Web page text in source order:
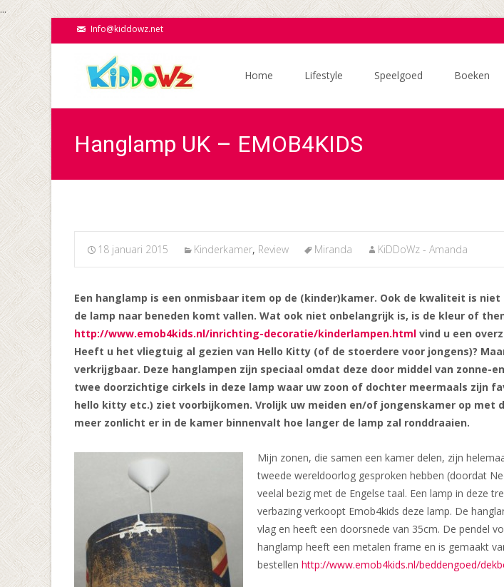
...
Info@kiddowz.net
naar
inhoud
Home Lifestyle Speelgoed Boeken
Hanglamp UK – EMOB4KIDS
18 januari 2015 Kinderkamer, Review Miranda KiDDoWz - Amanda
Een hanglamp is een onmisbaar item op de (kinder)kamer. Ook de kwaliteit is
de lamp naar beneden komt vallen. Wat ook niet onbelangrijk is, is de kleur of
http://www.emob4kids.nl/inrichting-decoratie/kinderlampen.html vind u een
Heeft u het vliegtuig al gezien van Hello Kitty (of de stoerdere voor jongens)?
verkrijgbaar. Deze hanglampen zijn speciaal omdat deze door middel van zonne-
twee doorzichtige cirkels in deze lamp waar uw zoon of dochter meermaals zijn
hello kitty etc.) ziet voorbijkomen. Vrolijk uw meiden en/of jongenskamer op met
meer zonlicht er in de kamer binnenvalt hoe langer de lamp zal ronddraaien.
Mijn zonen, die samen een kamer delen, zijn
tweede wereldoorlog gesproken hebben (doordat
veelal bezig met de Engelse taal. Een lamp in deze
verbazing verkoopt Emob4kids deze lamp. De
vlag en heeft een doorsnede van 35cm. De pendel
hanglamp heeft een metalen frame en is gemaakt
bestellen http://www.emob4kids.nl/beddengoed/